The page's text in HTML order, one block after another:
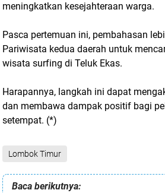
meningkatkan kesejahteraan warga.
Pasca pertemuan ini, pembahasan
Pariwisata kedua daerah untuk
wisata surfing di Teluk Ekas.
Harapannya, langkah ini dapat
dan membawa dampak positif bagi
setempat. (*)
Lombok Timur
Baca berikutnya: